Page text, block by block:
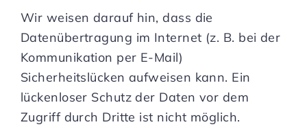
Wir weisen darauf hin, dass die
Datenübertragung im Internet (z. B. bei der
Kommunikation per E-Mail)
Sicherheitslücken aufweisen kann. Ein
lückenloser Schutz der Daten vor dem
Zugriff durch Dritte ist nicht möglich.